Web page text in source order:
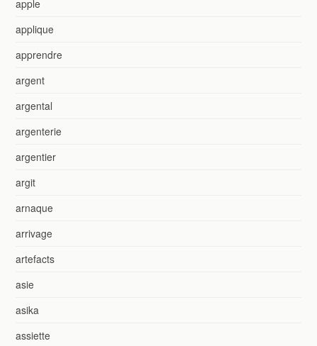
apple
applique
apprendre
argent
argental
argenterie
argentier
argit
arnaque
arrivage
artefacts
asie
asika
assiette